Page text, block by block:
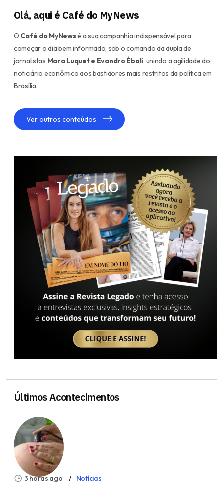
Olá, aqui é Café do MyNews
O Café do MyNewsé a sua companhia indispensável para
começar o dia bem informado, sob o comando da dupla de
jornalistas Mara Luquet e Evandro Éboli , unindo a agilidade do
noticiário econômico aos bastidores mais restritos da política em
Brasília.
Ver outros conteúdos
Últimos Acontecimentos
3 horas ago Notícias